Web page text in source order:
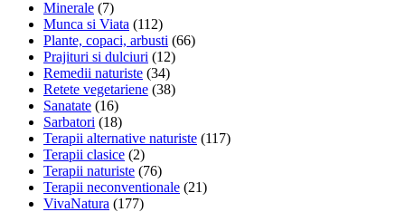
Minerale (7)
Munca si Viata (112)
Plante, copaci, arbusti (66)
Prajituri si dulciuri (12)
Remedii naturiste (34)
Retete vegetariene (38)
Sanatate (16)
Sarbatori (18)
Terapii alternative naturiste (117)
Terapii clasice (2)
Terapii naturiste (76)
Terapii neconventionale (21)
VivaNatura (177)